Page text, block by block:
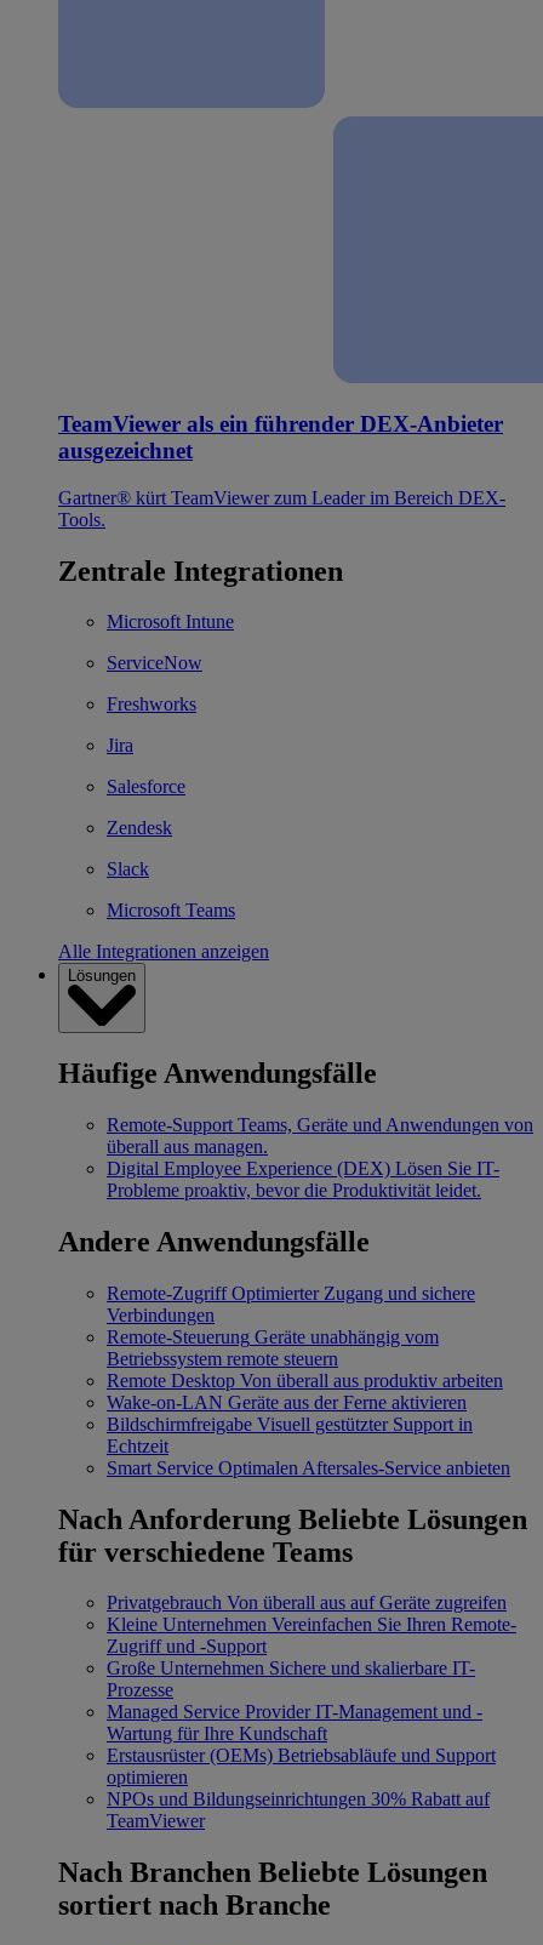
TeamViewer als ein führender DEX-Anbieter
ausgezeichnet
Gartner® kürt TeamViewer zum Leader im Bereich DEX-
Tools.
Zentrale Integrationen
Microsoft Intune
ServiceNow
Freshworks
Jira
Salesforce
Zendesk
Slack
Microsoft Teams
Alle Integrationen anzeigen
Lösungen
Häufige Anwendungsfälle
Remote-Support Teams, Geräte und Anwendungen von
überall aus managen.
Digital Employee Experience (DEX) Lösen Sie IT-
Probleme proaktiv, bevor die Produktivität leidet.
Andere Anwendungsfälle
Remote-Zugriff Optimierter Zugang und sichere
Verbindungen
Remote-Steuerung Geräte unabhängig vom
Betriebssystem remote steuern
Remote Desktop Von überall aus produktiv arbeiten
Wake-on-LAN Geräte aus der Ferne aktivieren
Bildschirmfreigabe Visuell gestützter Support in
Echtzeit
Smart Service Optimalen Aftersales-Service anbieten
Nach Anforderung Beliebte Lösungen
für verschiedene Teams
Privatgebrauch Von überall aus auf Geräte zugreifen
Kleine Unternehmen Vereinfachen Sie Ihren Remote-
Zugriff und -Support
Große Unternehmen Sichere und skalierbare IT-
Prozesse
Managed Service Provider IT-Management und -
Wartung für Ihre Kundschaft
Erstausrüster (OEMs) Betriebsabläufe und Support
optimieren
NPOs und Bildungseinrichtungen 30% Rabatt auf
TeamViewer
Nach Branchen Beliebte Lösungen
sortiert nach Branche